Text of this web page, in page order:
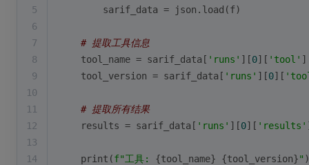
5
        sarif_data = json.load(f)
6
7
# 提取工具信息
8
    tool_name = sarif_data[
'runs' ][0][ 'tool'
9
    tool_version = sarif_data[
'runs' ][0][
10
11
# 提取所有结果
12
    results = sarif_data[
'runs' ][0][ 'results'
13
14
print (f"工具: {tool_name} {tool_version}" )